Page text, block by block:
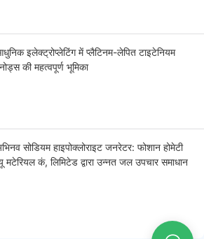
इलेक्ट्रोप्लेटिंग में प्लैटिनम-लेपित टाइटेनियम
की महत्वपूर्ण भूमिका
सोडियम हाइपोक्लोराइट जनरेटर: फोशान होमेटी
मटेरियल कं, लिमिटेड द्वारा उन्नत जल उपचार समाधान